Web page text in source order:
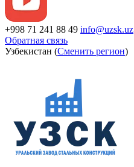
+998 71 241 88 49 info@uzsk.uz
Обратная связь
Узбекистан (Сменить регион)